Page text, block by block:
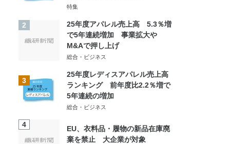
特集
2
25年度アパレル売上高 5.3％増
で5年連続増加 事業拡大や
M&Aで押し上げ
総合・ビジネス
3
25年度レディスアパレル売上高
ランキング 前年度比2.2％増で
5年連続の増加
総合・ビジネス
4
EU、衣料品・履物の新品在庫廃
棄を禁止 大企業が対象